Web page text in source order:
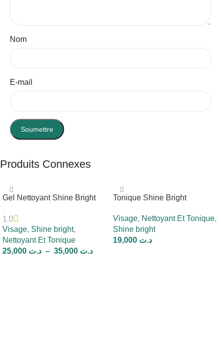
Nom
E-mail
Produits Connexes
Gel Nettoyant Shine Bright
1.0
Visage, Shine bright,
Nettoyant Et Tonique
د.ت – د.ت
Tonique Shine Bright
Visage, Nettoyant Et Tonique,
Shine bright
د.ت